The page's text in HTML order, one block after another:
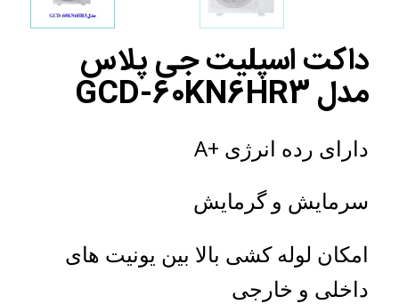
داکت اسپلیت جی پلاس
مدل GCD-60KN6HR3
دارای رده انرژی +A
سرمایش و گرمایش
امکان لوله کشی بالا بین یونیت های
داخلی و خارجی